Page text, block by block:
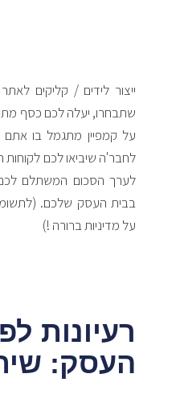
ייצור לידים / קליקים
שתבחרו, יעלה לכם כסף
על קמפיין מתגמל בו
לחבר'ה שיביאו לכם
לערך הסכום המשתלם
בבית העסק שלכם.
על מדיניות ברורה !)
רעיונות
העסק: